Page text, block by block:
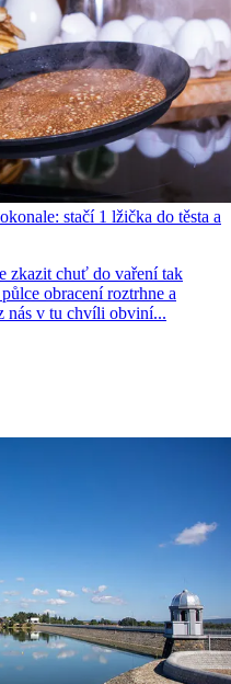
stačí 1 lžička do těsta a
zkazit chuť do vaření tak
obracení roztrhne a
nás v tu chvíli obviní...